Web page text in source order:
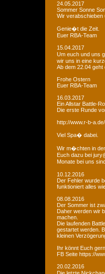
24.05.2017
Sommer Sonne
Wir verabschieben
Genie�t die Zeit.
Euer RBA-Team
15.04.2017
Um euch und uns
wir uns in eine
Ab dem 22.04 geht
Frohe Ostern
Euer RBA-Team
16.03.2017
Ein Allstar Battle-
Die erste Runde
http://www.r-b-
Viel Spa� dabei.
Wir m�chten in
Euch dazu bei
Monate bei uns
10.12.2016
Der Fehler wurde
funktioniert alles
08.08.2016
Der Sommer ist
Daher werden wir
machen.
Die laufenden
gestartet werden.
kleinen
Ihr könnt Euch
FB Seite https://
20.02.2016